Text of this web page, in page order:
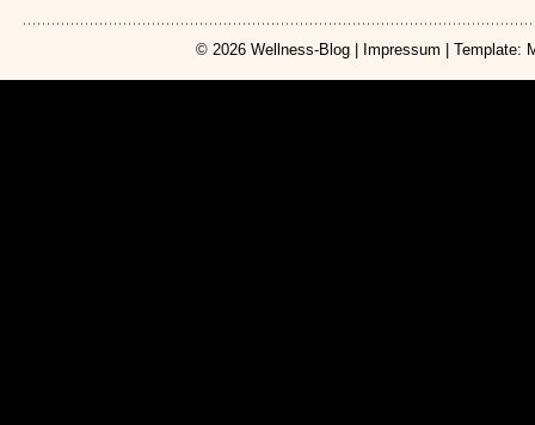
© 2026 Wellness-Blog Impressum | Template: